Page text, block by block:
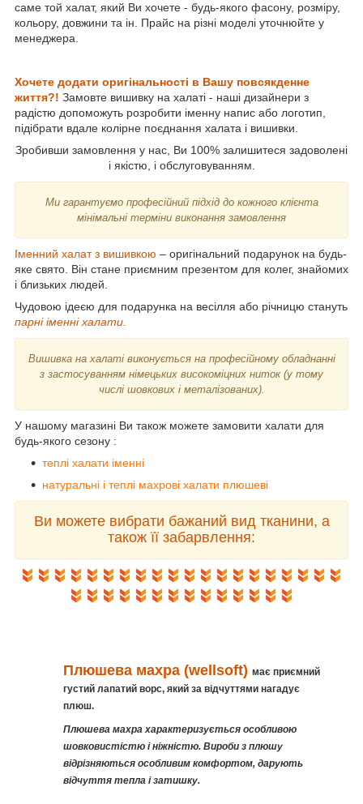
саме той халат, який Ви хочете - будь-якого фасону, розміру,
кольору, довжини та ін. Прайс на різні моделі уточнюйте у
менеджера.
Хочете додати оригінальності в Вашу повсякденне
життя?! Замовте вишивку на халаті - наші дизайнери з
радістю допоможуть розробити іменну напис або логотип,
підібрати вдале колірне поєднання халата і вишивки.
Зробивши замовлення у нас, Ви 100% залишитеся задоволені
і якістю, і обслуговуванням.
Ми гарантуємо професійний підхід до кожного клієнта
мінімальні терміни виконання замовлення
Іменний халат з вишивкою – оригінальний подарунок на будь-
яке свято. Він стане приємним презентом для колег, знайомих
і близьких людей.
Чудовою ідеєю для подарунка на весілля або річницю стануть
парні іменні халати.
Вишивка на халаті виконується на професійному обладнанні
з застосуванням німецьких високоміцних ниток (у тому
числі шовкових і металізованих).
У нашому магазині Ви також можете замовити халати для
будь-якого сезону :
теплі халати іменні
натуральні і теплі махрові халати плюшеві
Ви можете вибрати бажаний вид тканини, а
також її забарвлення:
Плюшева махра (wellsoft) має приємний
густий лапатий ворс, який за відчуттями нагадує
плюш.
Плюшева махра характеризується особливою
шовковистістю і ніжністю. Вироби з плюшу
відрізняються особливим комфортом, дарують
відчуття тепла і затишку.